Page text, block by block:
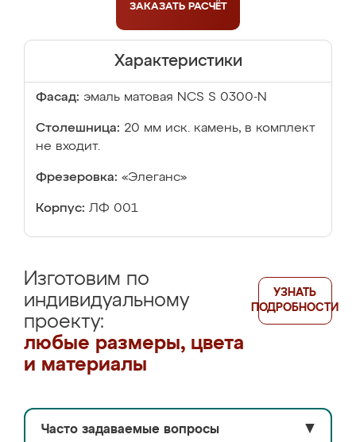
ЗАКАЗАТЬ РАСЧЁТ
Характеристики
Фасад: эмаль матовая NCS S 0300-N
Столешница: 20 мм иск. камень, в комплект
не входит.
Фрезеровка: «Элеганс»
Корпус: ЛФ 001
Изготовим по
индивидуальному
проекту:
любые размеры, цвета
и материалы
УЗНАТЬ
ПОДРОБНОСТИ
Часто задаваемые вопросы ▼